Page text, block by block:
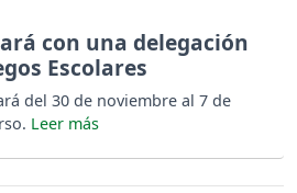
con una delegación
Escolares
del 30 de noviembre al 7 de